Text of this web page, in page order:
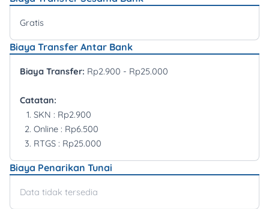
Gratis
Biaya Transfer Antar Bank
Biaya Transfer: Rp2.900 - Rp25.000
Catatan:
SKN : Rp2.900
Online : Rp6.500
RTGS : Rp25.000
Biaya Penarikan Tunai
Data tidak tersedia